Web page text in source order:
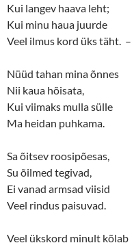
Kui langev haava leht;
Kui minu haua juurde
Veel ilmus kord üks täht. –
Nüüd tahan mina õnnes
Nii kaua hõisata,
Kui viimaks mulla sülle
Ma heidan puhkama.
Sa õitsev roosipõesas,
Su õilmed tegivad,
Ei vanad armsad viisid
Veel rindus paisuvad.
Veel ükskord minult kõlab